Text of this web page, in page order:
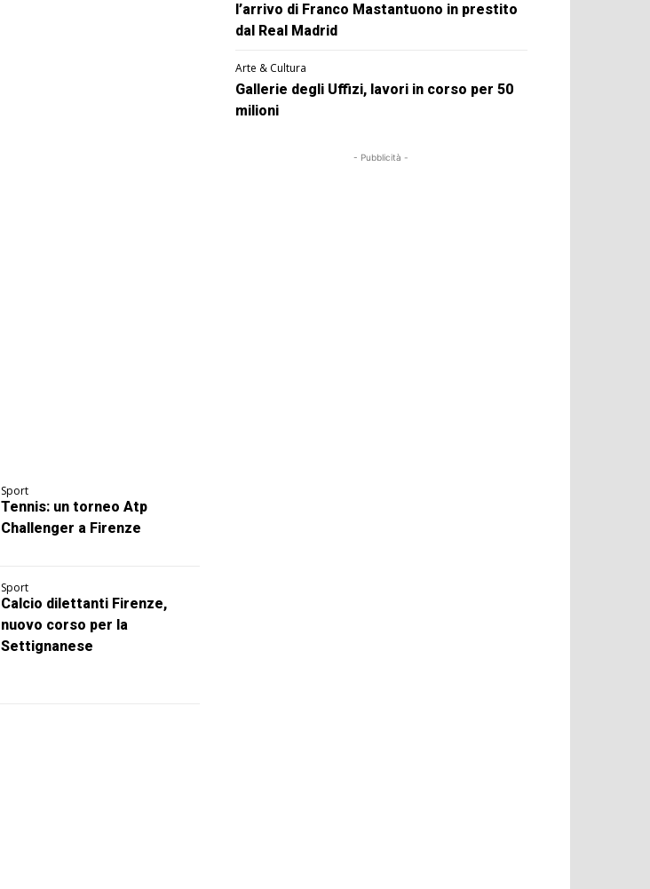
Sport
Tennis: un torneo Atp
Challenger a Firenze
Sport
Calcio dilettanti Firenze,
nuovo corso per la
Settignanese
l’arrivo di Franco Mastantuono in prestito
dal Real Madrid
Arte & Cultura
Gallerie degli Uffizi, lavori in corso per 50
milioni
- Pubblicità -